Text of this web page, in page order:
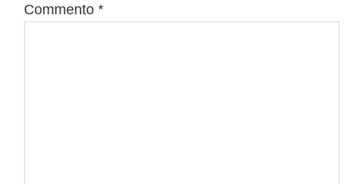
Commento *